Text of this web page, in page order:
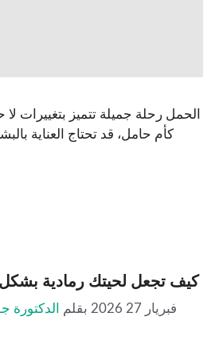
الحمل رحلة جميلة تتميز بتغييرات
كأم حامل، قد تحتاج العناية
كيف تجعل لحيتك رمادية
فبريار 27 2026 بقلم الدكتورة